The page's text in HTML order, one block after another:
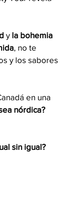
y la bohemia
, no te
y los sabores
en una
nórdica?
sin igual?